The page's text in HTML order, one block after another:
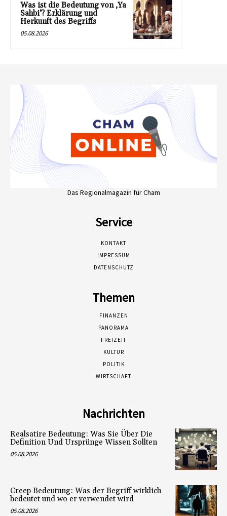
Was ist die Bedeutung von ‚Ya
Sahbi‘? Erklärung und
Herkunft des Begriffs
05.08.2026
Das Regionalmagazin für Cham
Service
KONTAKT
IMPRESSUM
DATENSCHUTZ
Themen
FINANZEN
PANORAMA
FREIZEIT
KULTUR
POLITIK
WIRTSCHAFT
Nachrichten
Realsatire Bedeutung: Was Sie Über Die
Definition Und Ursprünge Wissen Sollten
05.08.2026
Creep Bedeutung: Was der Begriff wirklich
bedeutet und wo er verwendet wird
05.08.2026